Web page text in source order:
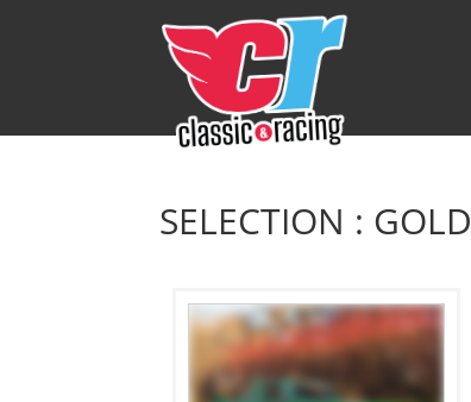
SELECTION : GOLD